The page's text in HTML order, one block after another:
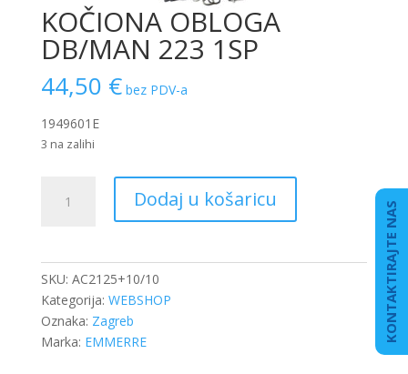
KOČIONA OBLOGA
DB/MAN 223 1SP
44,50 € bez PDV-a
1949601E
3 na zalihi
OBLOGA
Dodaj u košaricu
SKU: AC2125+10/10
Kategorija: WEBSHOP
Oznaka: Zagreb
Marka: EMMERRE KONTAKTIRAJTE NAS